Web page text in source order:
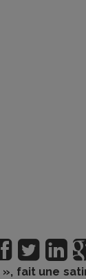
fait une